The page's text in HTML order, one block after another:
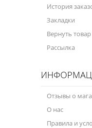
Уход за
Смазки
Специальные
Масла для
Моторное
Оружейное
История
Закладки
Вернуть товар
Рассылка
Отзывы о
О нас
Правила и